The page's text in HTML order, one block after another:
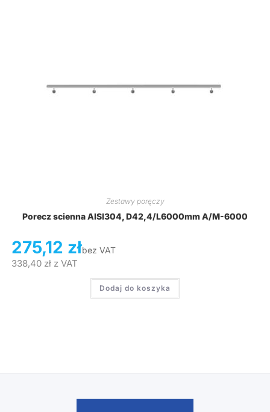
Zestawy poręczy
Porecz scienna AISI304, D42,4/L6000mm A/M-6000
275,12 złbez VAT
338,40 złz VAT
Dodaj do koszyka